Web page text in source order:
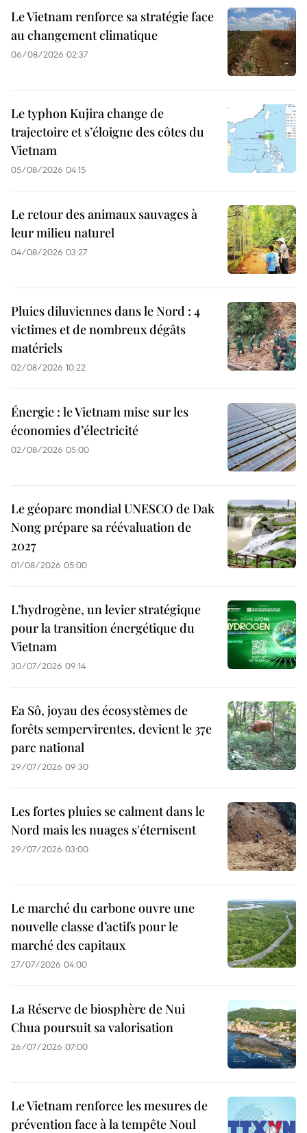
Le Vietnam renforce sa stratégie face
au changement climatique
06/08/2026 02:37
Le typhon Kujira change de
trajectoire et s’éloigne des côtes du
Vietnam
05/08/2026 04:15
Le retour des animaux sauvages à
leur milieu naturel
04/08/2026 03:27
Pluies diluviennes dans le Nord : 4
victimes et de nombreux dégâts
matériels
02/08/2026 10:22
Énergie : le Vietnam mise sur les
économies d’électricité
02/08/2026 05:00
Le géoparc mondial UNESCO de Dak
Nong prépare sa réévaluation de
2027
01/08/2026 05:00
L’hydrogène, un levier stratégique
pour la transition énergétique du
Vietnam
30/07/2026 09:14
Ea Sô, joyau des écosystèmes de
forêts sempervirentes, devient le 37e
parc national
29/07/2026 09:30
Les fortes pluies se calment dans le
Nord mais les nuages s'éternisent
29/07/2026 03:00
Le marché du carbone ouvre une
nouvelle classe d’actifs pour le
marché des capitaux
27/07/2026 04:00
La Réserve de biosphère de Nui
Chua poursuit sa valorisation
26/07/2026 07:00
Le Vietnam renforce les mesures de
prévention face à la tempête Noul